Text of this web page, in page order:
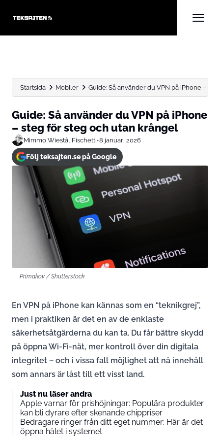
Startsida Mobiler Guide: Så använder du VPN på iPhone – steg
Guide: Så använder du VPN på iPhone
– steg för steg och utan krångel
Mimmo Wiestål Fischetti•8 januari 2026
Följ teksajten.se på Google
Primakov / Shutterstock
En VPN på iPhone kan kännas som en “teknikgrej”,
men i praktiken är det en av de enklaste
säkerhetsåtgärderna du kan ta. Du får bättre skydd
på öppna Wi-Fi-nät, mer kontroll över din digitala
integritet – och i vissa fall möjlighet att nå innehåll
som annars är låst till ett visst land.
Just nu läser andra
Apple varnar för prishöjningar: Populära produkter
kan bli dyrare efter skenande chippriser
Bedragare ringer från ditt eget nummer: Här är det
öppna hålet i systemet